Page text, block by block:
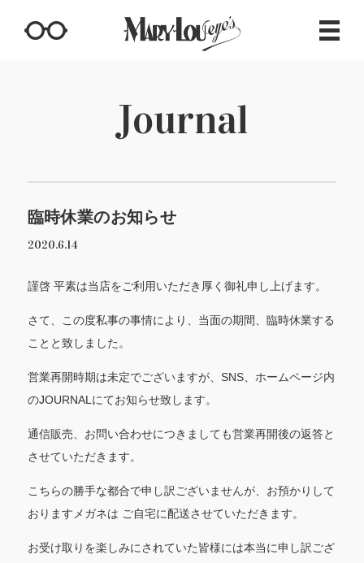
Journal
臨時休業のお知らせ
2020.6.14
謹啓 平素は当店をご利用いただき厚く御礼申し上げます。
さて、この度私事の事情により、当面の期間、臨時休業する
ことと致しました。
営業再開時期は未定でございますが、 SNS、ホームページ内
のJOURNAL にてお知らせ致します。
通信販売、お問い合わせにつきましても営業再開後の返答と
させていただきます。
こちらの勝手な都合で申し訳ございませんが、お預かりして
おりますメガネは ご自宅に配送させていただきます。
お受け取りを楽しみにされていた皆様には本当に申し訳ござ